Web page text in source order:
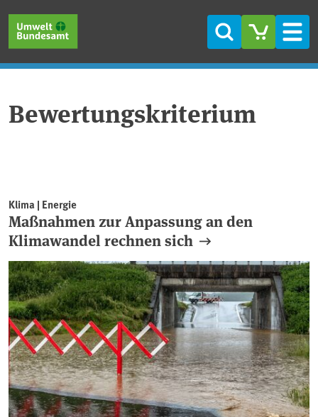
Suche
Bewertungskriterium
Klima | Energie
Maßnahmen zur Anpassung an den
Klimawandel rechnen sich